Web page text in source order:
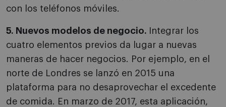
con los teléfonos móviles.
5. Nuevos modelos de negocio.
Integrar los
cuatro elementos previos da lugar a nuevas
maneras de hacer negocios. Por ejemplo, en el
norte de Londres se lanzó en 2015 una
plataforma para no desaprovechar el excedente
de comida. En marzo de 2017, esta aplicación,